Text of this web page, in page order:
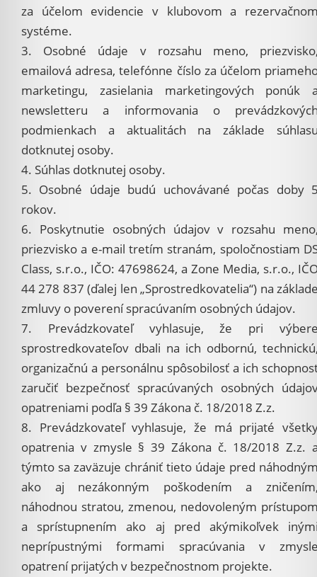
za účelom evidencie v klubovom a
systéme.
3. Osobné údaje v rozsahu meno,
emailová adresa, telefónne číslo za účelom
marketingu, zasielania marketingových ponúk
newsletteru a informovania o
podmienkach a aktualitách na základe
dotknutej osoby.
4. Súhlas dotknutej osoby.
5. Osobné údaje budú uchovávané počas doby
rokov.
6. Poskytnutie osobných údajov v rozsahu
priezvisko a e-mail tretím stranám, spoločnostiam
Class, s.r.o., IČO: 47698624, a Zone Media, s.r.o.,
44 278 837 (ďalej len „Sprostredkovatelia“) na
zmluvy o poverení spracúvaním osobných údajov.
7. Prevádzkovateľ vyhlasuje, že pri
sprostredkovateľov dbali na ich odbornú,
organizačnú a personálnu spôsobilosť a ich
zaručiť bezpečnosť spracúvaných osobných
opatreniami podľa § 39 Zákona č. 18/2018 Z.z.
8. Prevádzkovateľ vyhlasuje, že má prijaté
opatrenia v zmysle § 39 Zákona č. 18/2018 Z.z.
týmto sa zaväzuje chrániť tieto údaje pred
ako aj nezákonným poškodením a
náhodnou stratou, zmenou, nedovoleným
a sprístupnením ako aj pred akýmikoľvek
neprípustnými formami spracúvania v
opatrení prijatých v bezpečnostnom projekte.